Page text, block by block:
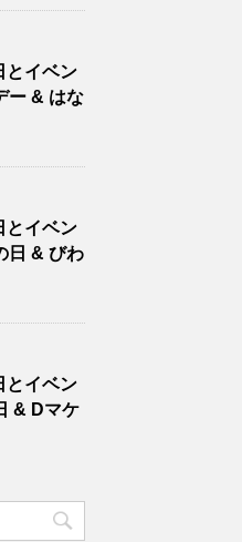
とイベン
ー & はな
とイベン
日 & びわ
とイベン
& Dマケ